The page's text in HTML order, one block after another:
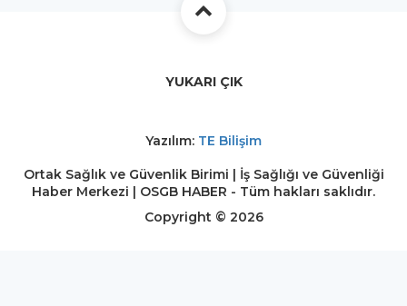
YUKARI ÇIK
Yazılım: TE Bilişim
Ortak Sağlık ve Güvenlik Birimi | İş Sağlığı ve Güvenliği
Haber Merkezi | OSGB HABER - Tüm hakları saklıdır.
Copyright © 2026